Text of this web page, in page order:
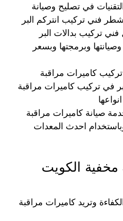
في تصليح وصيانة
فني تركيب انتركم البر
تركيب بدالات البر
وبرمجتها وبسعر
كاميرات مراقبة
في تركيب كاميرات مراقبة
صيانة كاميرات مراقبة
احدث المعدات
مخفية الكويت
وتريد كاميرات مراقبة